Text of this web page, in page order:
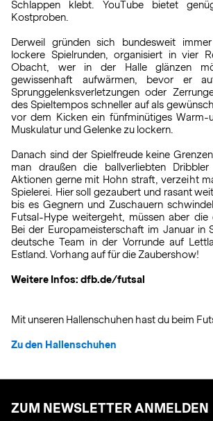
Schlappen klebt. YouTube bietet
Kostproben.
Derweil gründen sich bundesweit
lockere Spielrunden, organisiert in vier
Obacht, wer in der Halle glänzen
gewissenhaft aufwärmen, bevor er
Sprunggelenksverletzungen oder
des Spieltempos schneller auf als
vor dem Kicken ein fünfminütiges Warm-
Muskulatur und Gelenke zu lockern.
Danach sind der Spielfreude keine
man draußen die ballverliebten Dribbler
Aktionen gerne mit Hohn straft, verzeiht
Spielerei. Hier soll gezaubert und rasant
bis es Gegnern und Zuschauern
Futsal-Hype weitergeht, müssen aber die
Bei der Europameisterschaft im Januar in
deutsche Team in der Vorrunde auf
Estland. Vorhang auf für die Zaubershow!
Weitere Infos: dfb.de/futsal
Mit unseren Hallenschuhen hast du beim
Zu den Hallenschuhen
ZUM NEWSLETTER ANMELDEN